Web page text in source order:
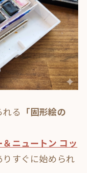
る 「固形絵の
＆ニュートン コッ
すぐに始められ